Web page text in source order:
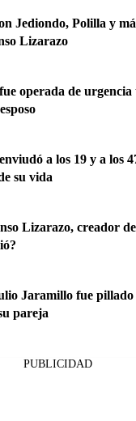
Jediondo, Polilla y
Lizarazo
operada de urgencia
a los 19 y a los
su vida
Lizarazo, creador
Jaramillo fue pillado
pareja
PUBLICIDAD